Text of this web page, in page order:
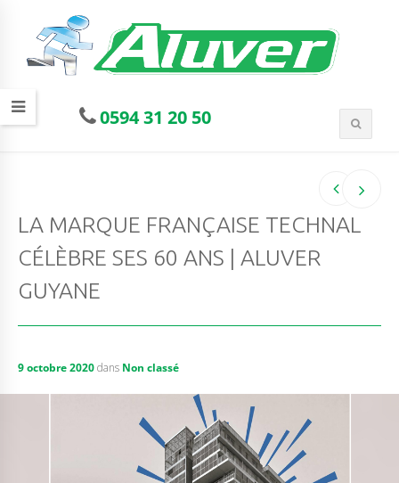
0594 31 20 50
LA MARQUE FRANÇAISE TECHNAL
CÉLÈBRE SES 60 ANS | ALUVER
GUYANE
9 octobre 2020dans Non classé